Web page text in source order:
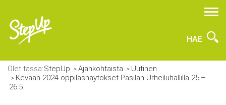
HAE
Olet tässä:StepUp Ajankohtaista
Uutinen
Kevään 2024 oppilasnäytökset Pasilan Urheiluhallilla 25.–
26.5.